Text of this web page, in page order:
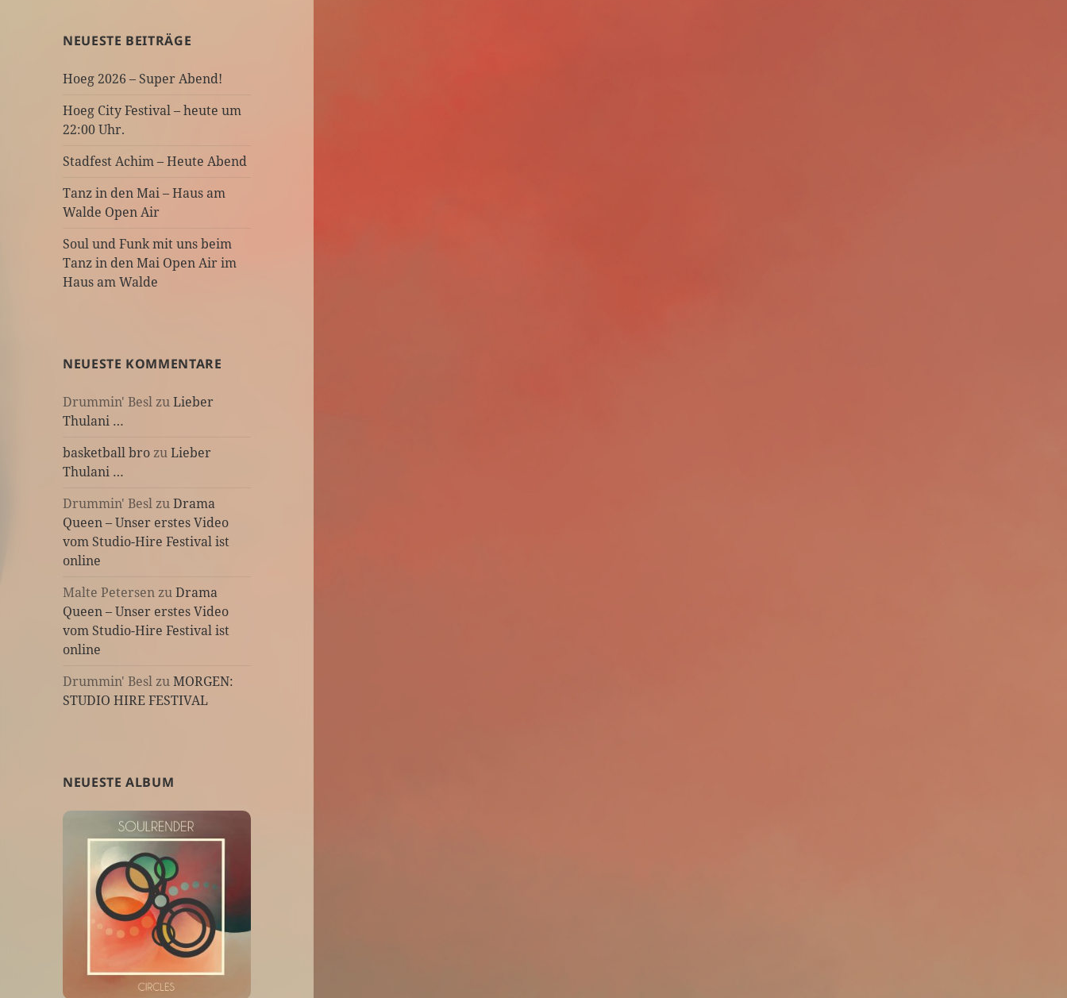
NEUESTE BEITRÄGE
Hoeg 2026 – Super Abend!
Hoeg City Festival – heute um
22:00 Uhr.
Stadfest Achim – Heute Abend
Tanz in den Mai – Haus am
Walde Open Air
Soul und Funk mit uns beim
Tanz in den Mai Open Air im
Haus am Walde
NEUESTE KOMMENTARE
Drummin' BeslzuLieber
Thulani …
basketball brozuLieber
Thulani …
Drummin' BeslzuDrama
Queen – Unser erstes Video
vom Studio-Hire Festival ist
online
Malte PetersenzuDrama
Queen – Unser erstes Video
vom Studio-Hire Festival ist
online
Drummin' BeslzuMORGEN:
STUDIO HIRE FESTIVAL
NEUESTE ALBUM